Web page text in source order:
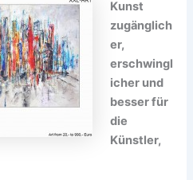
Kunst
zugänglich
er,
erschwingl
icher und
besser für
die
Künstler,